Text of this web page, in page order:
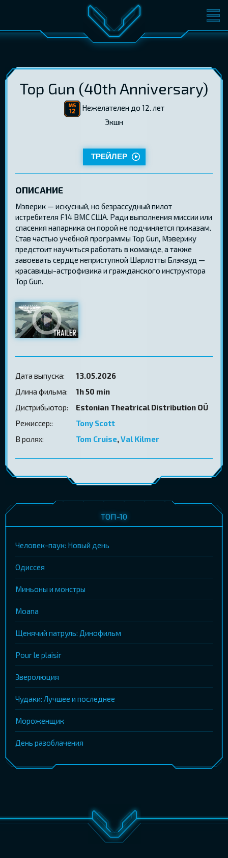
ФИЛЬМЫ БИЛЕТЫ
КОНФЕРЕНЦИИ КИНОКЛУБ-V
ПОДАРОЧНЫЕ КАРТЫ
Top Gun (40th Anniversary)
Нежелателен до 12. лет
Экшн
ТРЕЙЛЕР
ОПИСАНИЕ
Мэверик — искусный, но безрассудный пилот
истребителя F14 ВМС США. Ради выполнения миссии или
спасения напарника он порой не подчиняется приказам.
Став частью учебной программы Top Gun, Мэверику
предстоит научиться работать в команде, а также
завоевать сердце неприступной Шарлотты Блэквуд —
красавицы-астрофизика и гражданского инструктора
Top Gun.
Дата выпуска:
13.05.2026
Длина фильма:
1h 50 min
Дистрибьютор:
Estonian Theatrical Distribution OÜ
Режиссер::
Tony Scott
В ролях:
Tom Cruise,Val Kilmer
ТОП-10
Человек-паук: Новый день
Одиссея
Миньоны и монстры
Moana
Щенячий патруль: Динофильм
Pour le plaisir
Зверолюция
Чудаки: Лучшее и последнее
Мороженщик
День разоблачения